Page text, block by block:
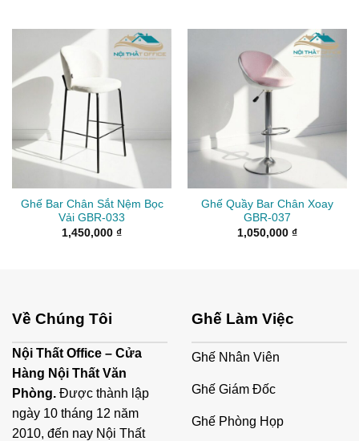
Ghế Bar Chân Sắt Nệm Bọc
Vải GBR-033
1,450,000 ₫
Ghế Quầy Bar Chân Xoay
GBR-037
1,050,000 ₫
Về Chúng Tôi
Nội Thất Office – Cửa
Hàng Nội Thất Văn
Phòng. Được thành lập
ngày 10 tháng 12 năm
2010, đến nay Nội Thất
Ghế Làm Việc
Ghế Nhân Viên
Ghế Giám Đốc
Ghế Phòng Họp